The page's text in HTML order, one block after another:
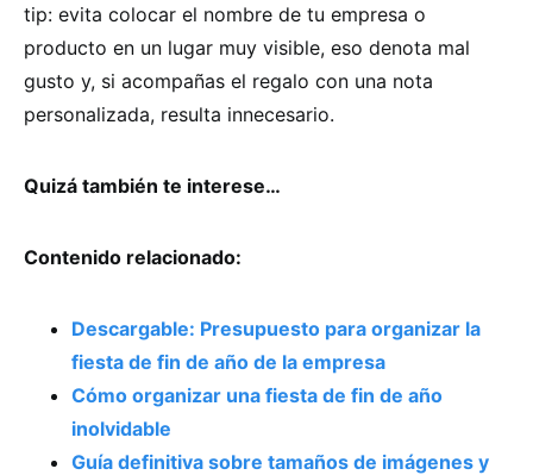
tip: evita colocar el nombre de tu empresa o
producto en un lugar muy visible, eso denota mal
gusto y, si acompañas el regalo con una nota
personalizada, resulta innecesario.
Quizá también te interese…
Contenido relacionado:
Descargable: Presupuesto para organizar la
fiesta de fin de año de la empresa
Cómo organizar una fiesta de fin de año
inolvidable
Guía definitiva sobre tamaños de imágenes y